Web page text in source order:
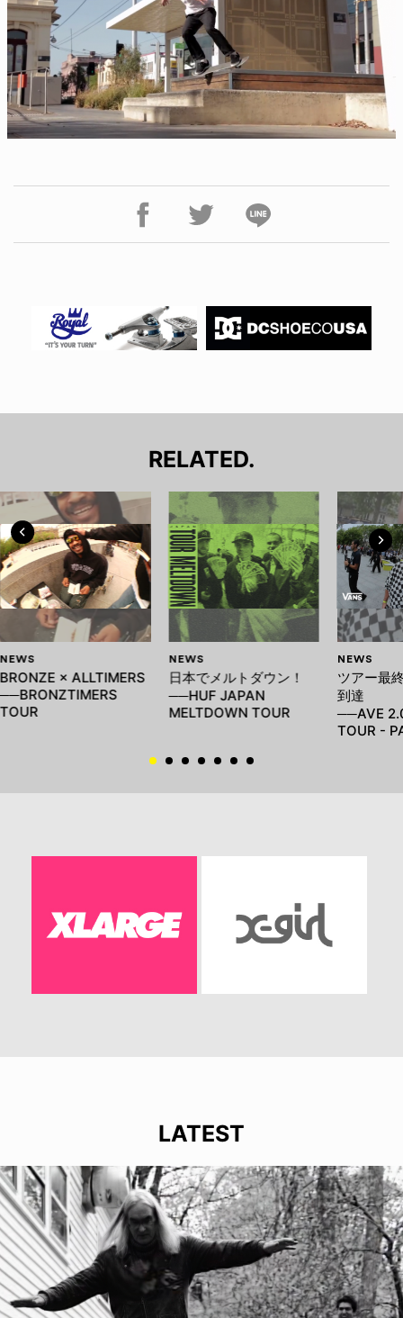
RELATED.
NEWS
BRONZE × ALLTIMERS
──BRONZTIMERS
TOUR
NEWS
日本でメルトダウン！
──HUF JAPAN
MELTDOWN TOUR
NEWS
ツアー最
到達
──AVE
TOUR -
LATEST